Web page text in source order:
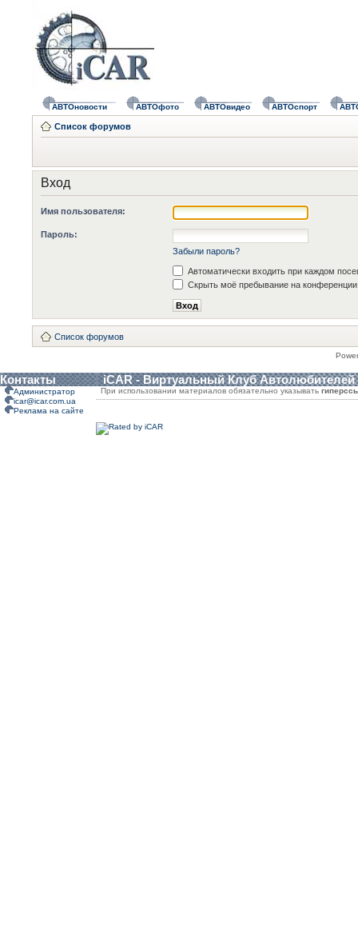
АВТОновости АВТОфото АВТОвидео АВТОспорт
Список форумов
Вход
Имя пользователя:
Пароль:
Забыли пароль?
Автоматически входить при каждом
Скрыть моё пребывание на конференции
Список форумов
Контакты iCAR - Виртуальный Клуб Автолюбителей
Администратор
icar@icar.com.ua
Реклама на сайте
При использовании материалов обязательно указывать